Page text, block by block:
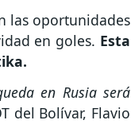
las oportunidades
en goles. Esta
en Rusia será
del Bolívar, Flavio